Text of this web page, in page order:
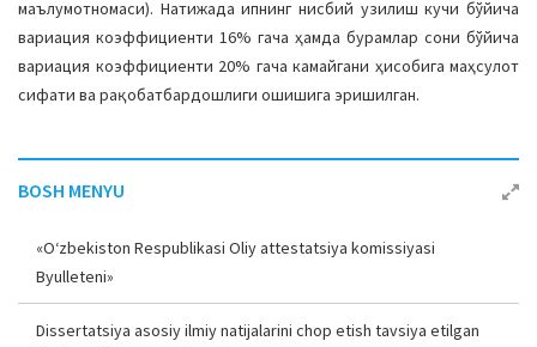
маълумотномаси). Натижада ипнинг нисбий узилиш кучи бўйича
вариация коэффициенти 16% гача ҳамда бурамлар сони бўйича
вариация коэффициенти 20% гача камайгани ҳисобига маҳсулот
сифати ва рақобатбардошлиги ошишига эришилган.
BOSH MENYU
«O‘zbekiston Respublikasi Oliy attestatsiya komissiyasi
Byulleteni»
Dissertatsiya asosiy ilmiy natijalarini chop etish tavsiya etilgan